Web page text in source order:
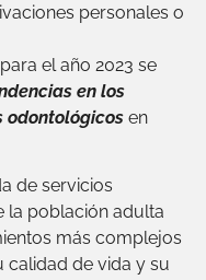
personales o
el año 2023 se
en los
odontológicos en
de servicios
la población adulta
más complejos
de vida y su